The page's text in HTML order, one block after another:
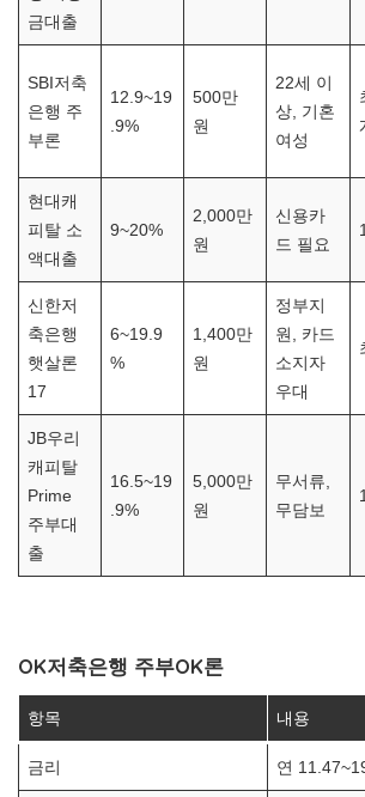
금대출
SBI저축
은행 주
부론
12.9~19
.9%
500만
원
22세 이
상, 기혼
여성
현대캐
피탈 소
액대출
9~20%
2,000만
원
신용카
드 필요
신한저
축은행
햇살론
17
6~19.9
%
1,400만
원
정부지
원, 카드
소지자
우대
JB우리
캐피탈
Prime
주부대
출
16.5~19
.9%
5,000만
원
무서류,
무담보
OK저축은행 주부OK론
항목 내용
금리 연